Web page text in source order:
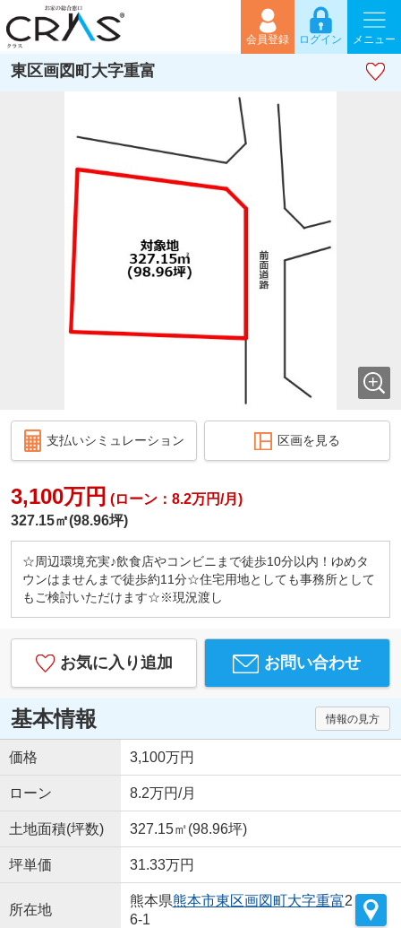
会員登録 ログイン メニュー
東区画図町大字重富
支払いシミュレーション 区画を見る
3,100万円 (ローン：8.2万円/月)
327.15㎡(98.96坪)
☆周辺環境充実♪飲食店やコンビニまで徒歩10分以内！ゆめタ
ウンはませんまで徒歩約11分☆住宅用地としても事務所として
もご検討いただけます☆※現況渡し
お気に入り追加 お問い合わせ
基本情報 情報の見方
価格 3,100万円
ローン 8.2万円/月
土地面積(坪数) 327.15㎡(98.96坪)
坪単価 31.33万円
所在地
熊本県熊本市東区画図町大字重富2
6-1